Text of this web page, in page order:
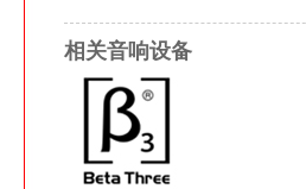
相关音响设备